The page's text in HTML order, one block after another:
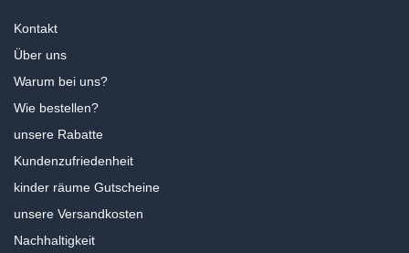
Kontakt
Über uns
Warum bei uns?
Wie bestellen?
unsere Rabatte
Kundenzufriedenheit
kinder räume Gutscheine
unsere Versandkosten
Nachhaltigkeit